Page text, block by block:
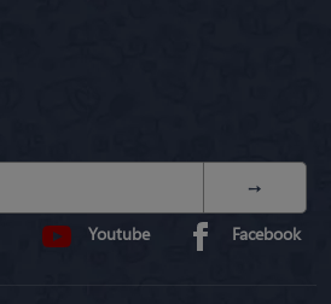
Youtube Facebook